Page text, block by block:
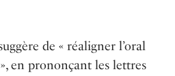
de « réaligner l’oral
en prononçant les lettres